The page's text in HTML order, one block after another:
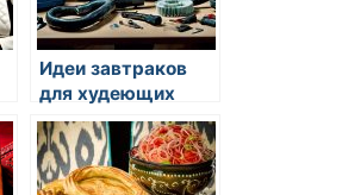
Идеи завтраков
для худеющих